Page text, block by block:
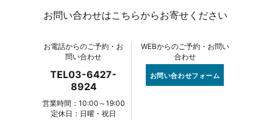
お問い合わせはこちらからお寄せください
お電話からのご予約・お
問い合わせ
TEL03-6427-
8924
営業時間：10:00～19:00
定休日：日曜・祝日
WEBからのご予約・お問い
合わせ
お問い合わせフォーム